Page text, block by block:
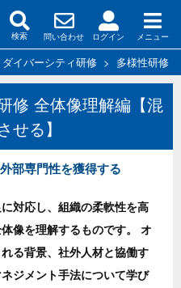
検索 問い合わせ ログイン メニュー
ダイバーシティ研修 > 多様性研修
修 全体像理解編【混
せる】
部専門性を獲得する
対応し、組織の柔軟性を高
像を理解するものです。 オ
る背景、社外人材と協働す
ジメント手法について学び